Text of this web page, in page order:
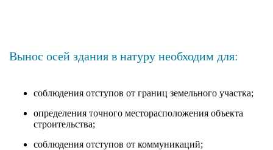
Вынос осей здания в натуру необходим для:
соблюдения отступов от границ земельного участка;
определения точного месторасположения объекта
строительства;
соблюдения отступов от коммуникаций;